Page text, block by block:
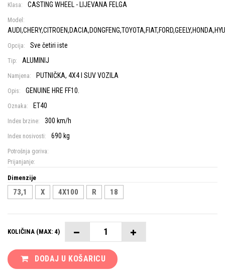
Klasa: CASTING WHEEL - LIJEVANA FELGA
Model:
Opcija: Sve četiri iste
Tip: ALUMINIJ
Namjena: PUTNIČKA, 4X4 I SUV VOZILA
Opis: GENUINE HRE FF10.
Oznaka: ET40
Index brzine: 300 km/h
Index nosivosti: 690 kg
Potrošnja goriva:
Prijanjanje:
Dimenzije
73,1 X 4X100 R 18
KOLIČINA (MAX: 4)
DODAJ U KOŠARICU